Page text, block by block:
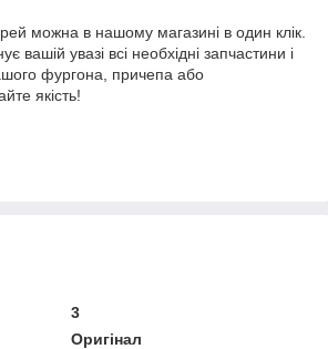
можна в нашому магазині в один клік.
вашій увазі всі необхідні запчастини і
фургона, причепа або
якість!
3
Оригінал